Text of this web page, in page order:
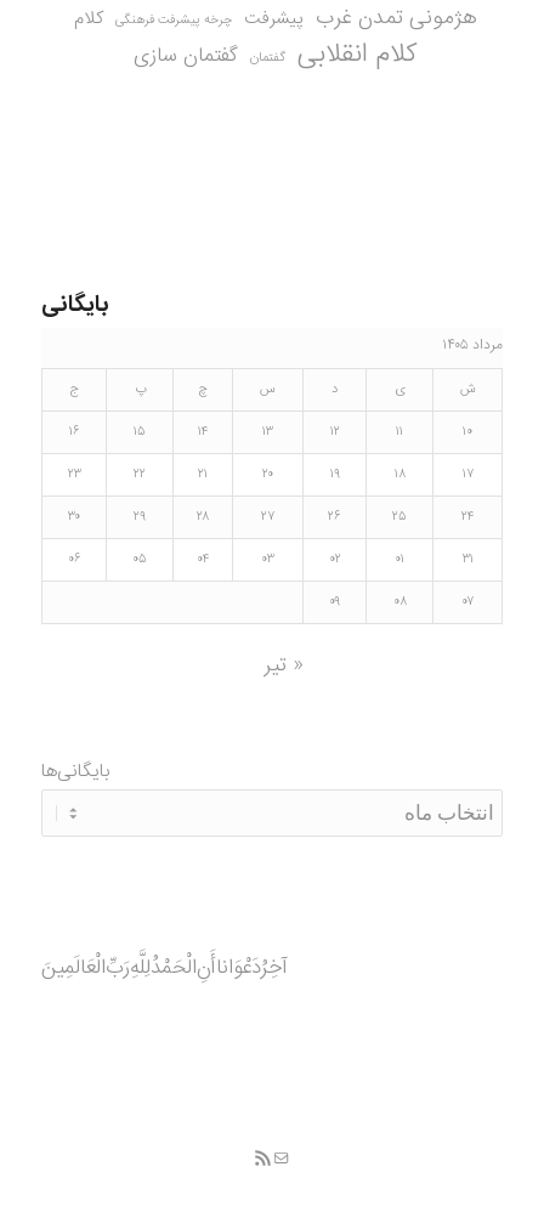
هژمونی تمدن غرب پیشرفت چرخه پیشرفت فرهنگی کلام
کلام انقلابی گفتمان گفتمان سازی
بایگانی
مرداد ۱۴۰۵
ش ی د س چ پ
ج
۱۰
۱۱ ۱۲ ۱۳ ۱۴ ۱۵
۱۶
۱۷
۱۸ ۱۹ ۲۰ ۲۱ ۲۲
۲۳
۲۴
۲۵ ۲۶ ۲۷ ۲۸ ۲۹
۳۰
۳۱
۰۱ ۰۲ ۰۳ ۰۴ ۰۵
۰۶
۰۷
۰۸ ۰۹
« تیر
بایگانی‌ها
آخِرُدَعْوَانا‌أَنِ‌الْحَمْدُ‌‌‌لِلَّهِ‌رَبِّ‌الْعَالَمِينَ